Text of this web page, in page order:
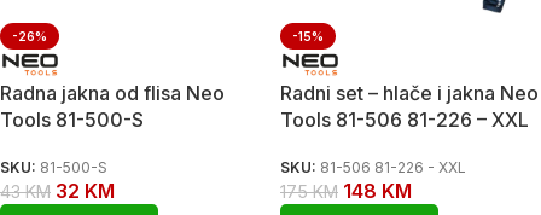
-26%
Radna jakna od flisa Neo
Tools 81-500-S
SKU: 81-500-S
43KM 32 KM
-15%
Radni set – hlače i jakna Neo
Tools 81-506 81-226 – XXL
SKU: 81-506 81-226 - XXL
175KM 148 KM